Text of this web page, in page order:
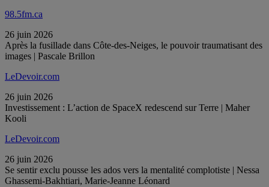
98.5fm.ca
26 juin 2026
Après la fusillade dans Côte-des-Neiges, le pouvoir traumatisant des
images | Pascale Brillon
LeDevoir.com
26 juin 2026
Investissement : L’action de SpaceX redescend sur Terre | Maher
Kooli
LeDevoir.com
26 juin 2026
Se sentir exclu pousse les ados vers la mentalité complotiste | Nessa
Ghassemi-Bakhtiari, Marie-Jeanne Léonard